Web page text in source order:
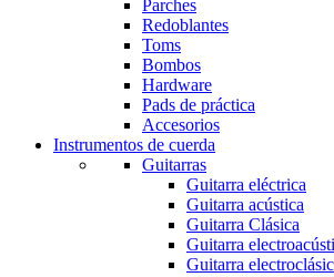
Parches
Redoblantes
Toms
Bombos
Hardware
Pads de práctica
Accesorios
Instrumentos de cuerda
Guitarras
Guitarra eléctrica
Guitarra acústica
Guitarra Clásica
Guitarra
Guitarra